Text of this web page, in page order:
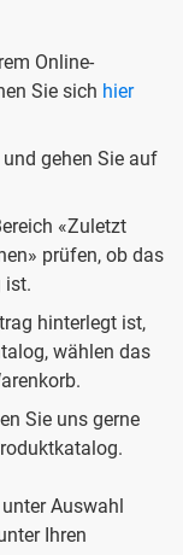
Online-
Sie sich hier
gehen Sie auf
«Zuletzt
prüfen, ob das
ist.
hinterlegt ist,
wählen das
Sie uns gerne
Auswahl
Ihren